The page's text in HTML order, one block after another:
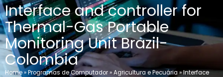
Interface and controller for
Thermal-Gas Portable
Monitoring Unit Brazil-
Colombia
Home»Programas de Computador»Agricultura e Pecuária»Interface